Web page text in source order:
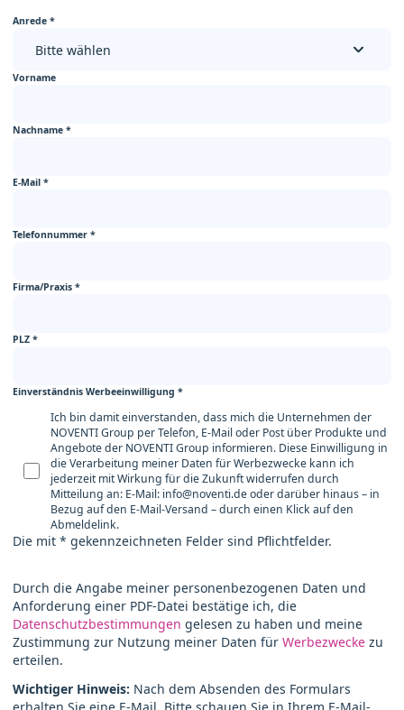
Anrede *
Bitte wählen
Vorname
Nachname *
E-Mail *
Telefonnummer *
Firma/Praxis *
PLZ *
Einverständnis Werbeeinwilligung *
Ich bin damit einverstanden, dass mich die Unternehmen der
NOVENTI Group per Telefon, E-Mail oder Post über Produkte und
Angebote der NOVENTI Group informieren. Diese Einwilligung in
die Verarbeitung meiner Daten für Werbezwecke kann ich
jederzeit mit Wirkung für die Zukunft widerrufen durch
Mitteilung an: E-Mail: info@noventi.de oder darüber hinaus – in
Bezug auf den E-Mail-Versand – durch einen Klick auf den
Abmeldelink.
Die mit * gekennzeichneten Felder sind Pflichtfelder.
Durch die Angabe meiner personenbezogenen Daten und
Anforderung einer PDF-Datei bestätige ich, die
Datenschutzbestimmungen gelesen zu haben und meine
Zustimmung zur Nutzung meiner Daten für Werbezwecke zu
erteilen.
Wichtiger Hinweis: Nach dem Absenden des Formulars